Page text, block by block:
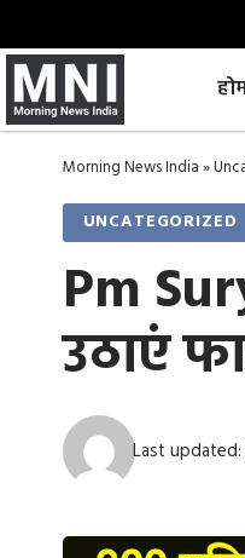
Morning News India»
UNCATEGORIZED
Pm
उठाएं
Last updated: